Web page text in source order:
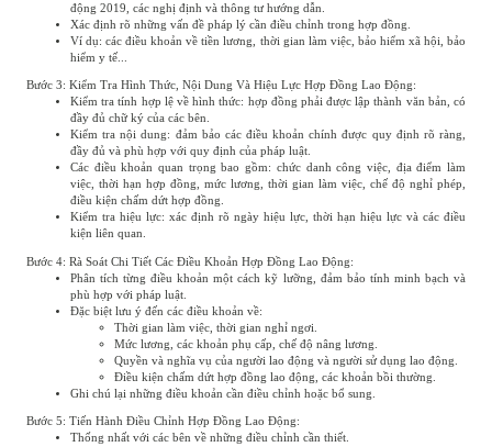
động 2019, các nghị định và thông tư hướng dẫn.
Xác định rõ những vấn đề pháp lý cần điều chỉnh trong hợp đồng.
Ví dụ: các điều khoản về tiền lương, thời gian làm việc, bảo hiểm xã hội, bảo
hiểm y tế...
Bước 3: Kiểm Tra Hình Thức, Nội Dung Và Hiệu Lực Hợp Đồng Lao Động:
Kiểm tra tính hợp lệ về hình thức: hợp đồng phải được lập thành văn bản, có
đầy đủ chữ ký của các bên.
Kiểm tra nội dung: đảm bảo các điều khoản chính được quy định rõ ràng,
đầy đủ và phù hợp với quy định của pháp luật.
Các điều khoản quan trọng bao gồm: chức danh công việc, địa điểm làm
việc, thời hạn hợp đồng, mức lương, thời gian làm việc, chế độ nghỉ phép,
điều kiện chấm dứt hợp đồng.
Kiểm tra hiệu lực: xác định rõ ngày hiệu lực, thời hạn hiệu lực và các điều
kiện liên quan.
Bước 4: Rà Soát Chi Tiết Các Điều Khoản Hợp Đồng Lao Động:
Phân tích từng điều khoản một cách kỹ lưỡng, đảm bảo tính minh bạch và
phù hợp với pháp luật.
Đặc biệt lưu ý đến các điều khoản về:
Thời gian làm việc, thời gian nghỉ ngơi.
Mức lương, các khoản phụ cấp, chế độ nâng lương.
Quyền và nghĩa vụ của người lao động và người sử dụng lao động.
Điều kiện chấm dứt hợp đồng lao động, các khoản bồi thường.
Ghi chú lại những điều khoản cần điều chỉnh hoặc bổ sung.
Bước 5: Tiến Hành Điều Chỉnh Hợp Đồng Lao Động:
Thống nhất với các bên về những điều chỉnh cần thiết.